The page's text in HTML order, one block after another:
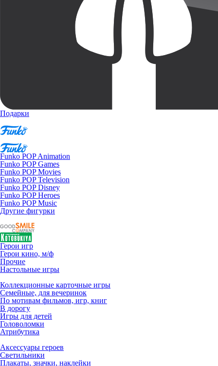
Подарки
Funko POP Animation
Funko POP Games
Funko POP Movies
Funko POP Television
Funko POP Disney
Funko POP Heroes
Funko POP Music
Другие фигурки
Герои игр
Герои кино, м/ф
Прочие
Настольные игры
Коллекционные карточные игры
Семейные, для вечеринок
По мотивам фильмов, игр, книг
В дорогу
Игры для детей
Головоломки
Атрибутика
Аксессуары героев
Светильники
Плакаты, значки, наклейки